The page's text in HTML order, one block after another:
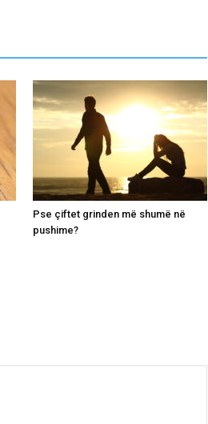
Pse çiftet grinden më shumë në
pushime?